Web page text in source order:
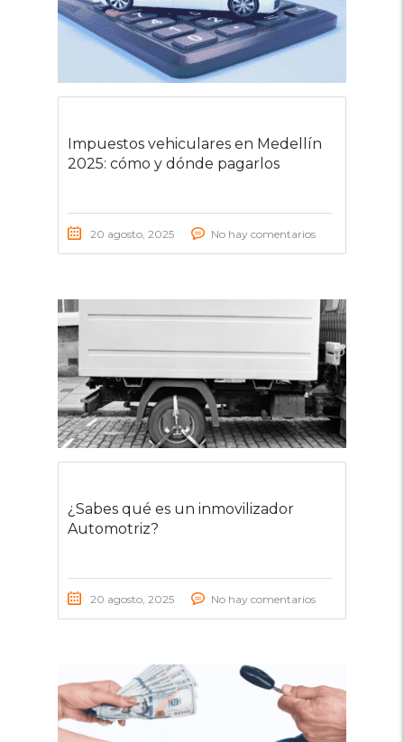
Impuestos vehiculares en Medellín
2025: cómo y dónde pagarlos
20 agosto, 2025 No hay comentarios
¿Sabes qué es un inmovilizador
Automotriz?
20 agosto, 2025 No hay comentarios